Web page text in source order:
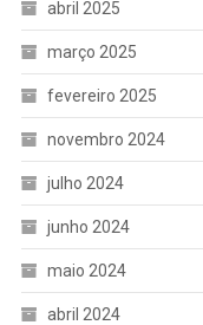
abril 2025
março 2025
fevereiro 2025
novembro 2024
julho 2024
junho 2024
maio 2024
abril 2024